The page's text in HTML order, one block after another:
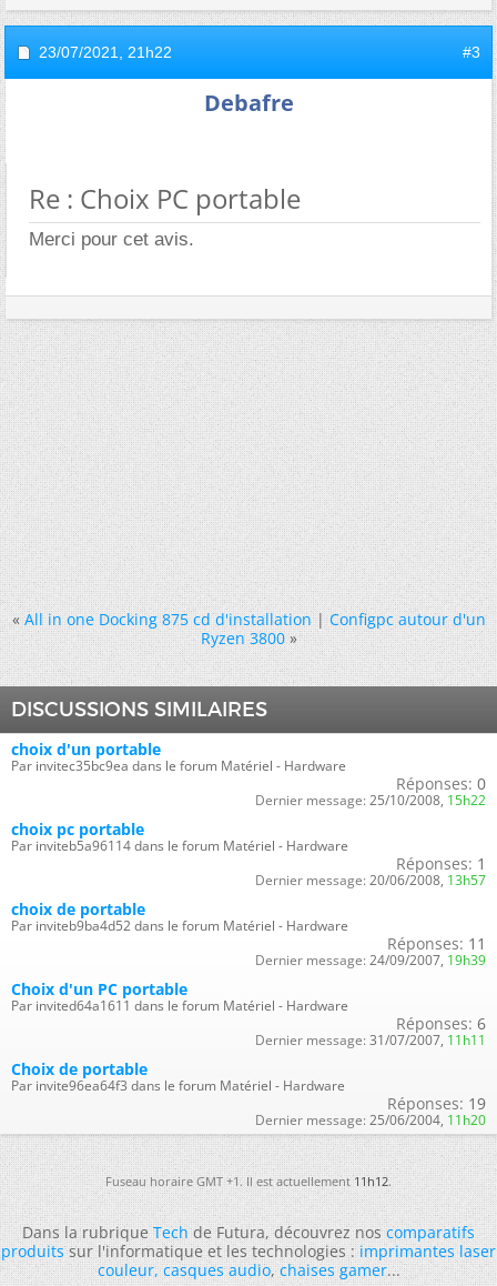
23/07/2021, 21h22 #3
Debafre
Re : Choix PC portable
Merci pour cet avis.
« All in one Docking 875 cd d'installation|Configpc autour d'un
Ryzen 3800 »
DISCUSSIONS SIMILAIRES
choix d'un portable
Par invitec35bc9ea dans le forum Matériel - Hardware
Réponses: 0
Dernier message: 25/10/2008, 15h22
choix pc portable
Par inviteb5a96114 dans le forum Matériel - Hardware
Réponses: 1
Dernier message: 20/06/2008, 13h57
choix de portable
Par inviteb9ba4d52 dans le forum Matériel - Hardware
Réponses: 11
Dernier message: 24/09/2007, 19h39
Choix d'un PC portable
Par invited64a1611 dans le forum Matériel - Hardware
Réponses: 6
Dernier message: 31/07/2007, 11h11
Choix de portable
Par invite96ea64f3 dans le forum Matériel - Hardware
Réponses: 19
Dernier message: 25/06/2004, 11h20
Fuseau horaire GMT +1. Il est actuellement11h12.
Dans la rubriqueTechde Futura, découvrez noscomparatifs
produitssur l'informatique et les technologies :imprimantes laser
couleur,casques audio,chaises gamer...